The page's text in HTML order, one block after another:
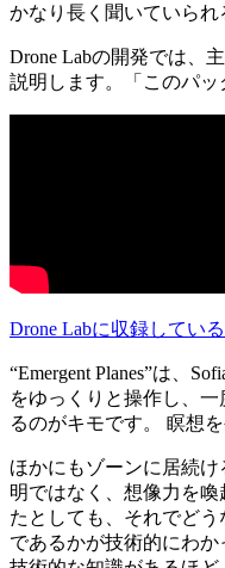
かなり長く聞いていられ
Drone Labの開発では、
説明します。「このパ
Drone Labに収録している
“Emergent Planes”は、
をゆっくりと操作し、
るのがキモです。 瞑想
ほかにもゾーンに居続
明ではなく、想像力を喚
たとしても、それでど
であるかが技術的にわ